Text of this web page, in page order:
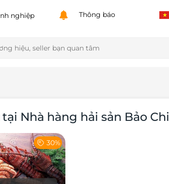
nghiệp Thông báo
Nhà hàng hải sản Bảo Chi
30%